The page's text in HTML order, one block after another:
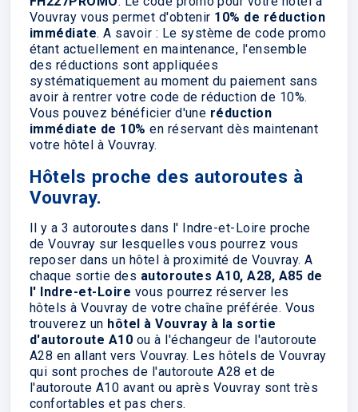
Vouvray vous permet d'obtenir 10% de réduction
immédiate. A savoir : Le système de code promo
étant actuellement en maintenance, l'ensemble
des réductions sont appliquées
systématiquement au moment du paiement sans
avoir à rentrer votre code de réduction de 10%.
Vous pouvez bénéficier d'une réduction
immédiate de 10% en réservant dès maintenant
votre hôtel à Vouvray.
Hôtels proche des autoroutes à
Vouvray.
Il y a 3 autoroutes dans l' Indre-et-Loire proche
de Vouvray sur lesquelles vous pourrez vous
reposer dans un hôtel à proximité de Vouvray. A
chaque sortie des autoroutes A10, A28, A85 de
l' Indre-et-Loire vous pourrez réserver les
hôtels à Vouvray de votre chaîne préférée. Vous
trouverez un hôtel à Vouvray à la sortie
d'autoroute A10 ou à l'échangeur de l'autoroute
A28 en allant vers Vouvray. Les hôtels de Vouvray
qui sont proches de l'autoroute A28 et de
l'autoroute A10 avant ou après Vouvray sont très
confortables et pas chers.